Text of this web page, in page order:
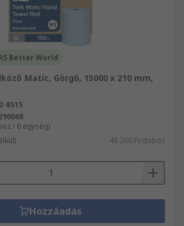
Better World
Matic, Görgő, 15000 x 210 mm,
8515
/ 6 egység)
48 260 Ft/doboz
Hozzáadás